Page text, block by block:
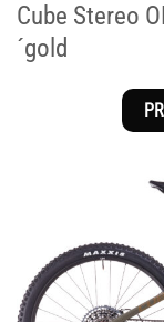
Cube Stereo
´gold